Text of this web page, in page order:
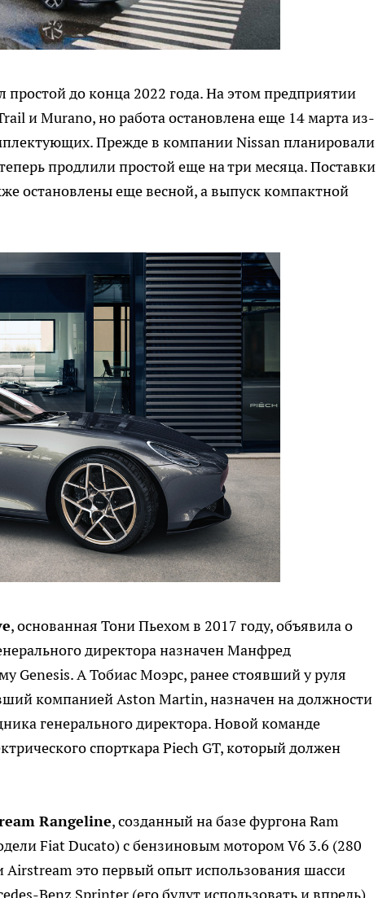
простой до конца 2022 года. На этом предприятии
и Murano, но работа остановлена еще 14 марта из-
Прежде в компании Nissan планировали
продлили простой еще на три месяца. Поставки
остановлены еще весной, а выпуск компактной
, основанная Тони Пьехом в 2017 году, объявила о
директора назначен Манфред
Genesis. А Тобиас Моэрс, ранее стоявший у руля
компанией Aston Martin, назначен на должности
генерального директора. Новой команде
спорткара Piech GT, который должен
Rangeline, созданный на базе фургона Ram
Fiat Ducato) с бензиновым мотором V6 3.6 (280
это первый опыт использования шасси